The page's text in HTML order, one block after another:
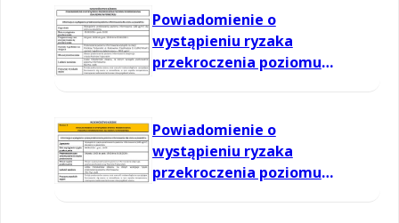
Powiadomienie o
wystąpieniu ryzaka
przekroczenia poziomu
Powiadomienie o
wystąpieniu ryzaka
przekroczenia poziomu